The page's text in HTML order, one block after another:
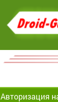
Авторизация